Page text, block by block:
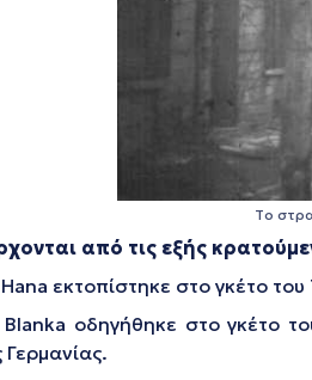
Tο
από τις εξής
εκτοπίστηκε στο γκέτο
οδηγήθηκε στο γκέτο